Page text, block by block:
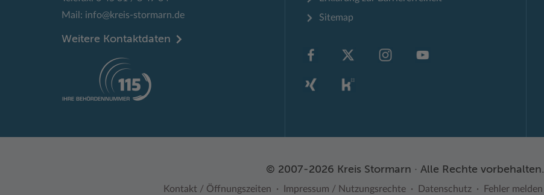
Mail: info@kreis-stormarn.de
Weitere Kontaktdaten
Sitemap
© 2007-2026 Kreis Stormarn · Alle Rechte vorbehalten.
Kontakt / Öffnungszeiten Impressum / Nutzungsrechte Datenschutz Fehler melden